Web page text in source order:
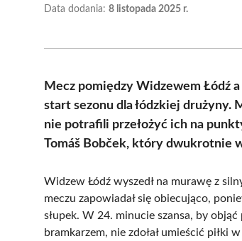
Data dodania: 8 listopada 2025 r.
Mecz pomiędzy Widzewem Łódź
start sezonu dla łódzkiej drużyny.
nie potrafili przełożyć ich na
Tomáš Bobček, który dwukrotnie
Widzew Łódź wyszedł na murawę z
meczu zapowiadał się obiecująco,
słupek. W 24. minucie szansa, by
bramkarzem, nie zdołał umieścić piłki